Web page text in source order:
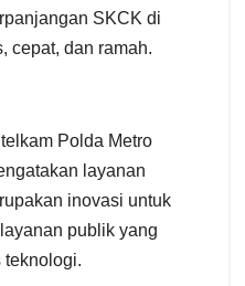
SKCK di
cepat, dan ramah.
Polda Metro
layanan
inovasi untuk
publik yang
teknologi.